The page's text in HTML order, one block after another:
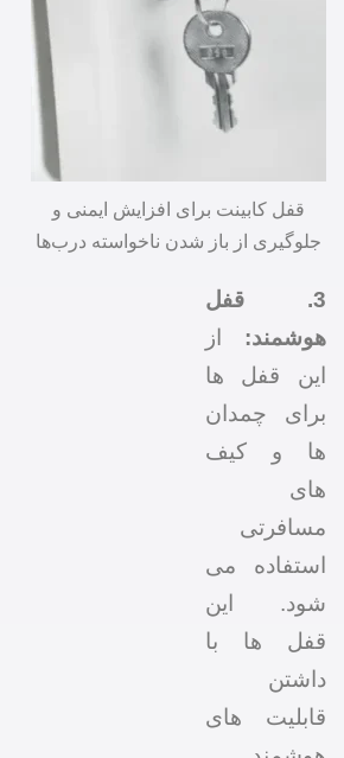
قفل کابینت برای افزایش ایمنی و
جلوگیری از باز شدن ناخواسته درب‌ها
3. قفل
هوشمند:از
این قفل ها
برای چمدان
ها و کیف
های
مسافرتی
استفاده می
شود. این
قفل ها با
داشتن
قابلیت های